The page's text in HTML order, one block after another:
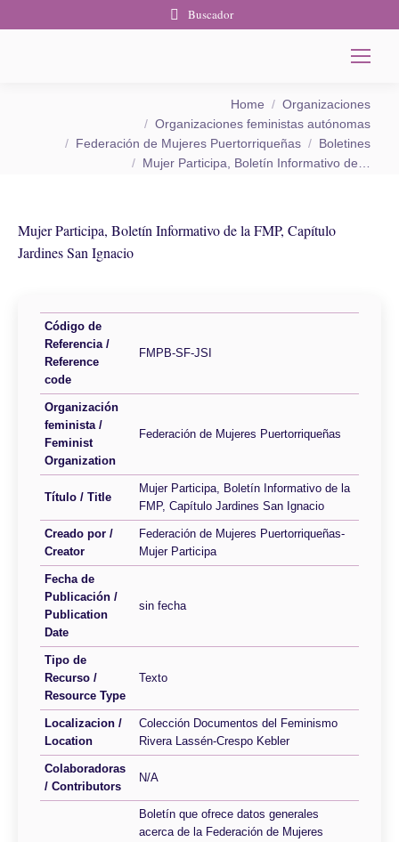
Buscador
Home
Organizaciones
Organizaciones feministas autónomas
Federación de Mujeres Puertorriqueñas
Boletines
Mujer Participa, Boletín Informativo de…
Mujer Participa, Boletín Informativo de la FMP, Capítulo
Jardines San Ignacio
Código de
Referencia /
Reference
code
FMPB-SF-JSI
Organización
feminista /
Feminist
Organization
Federación de Mujeres Puertorriqueñas
Título / Title
Mujer Participa, Boletín Informativo de la
FMP, Capítulo Jardines San Ignacio
Creado por /
Creator
Federación de Mujeres Puertorriqueñas-
Mujer Participa
Fecha de
Publicación /
Publication
Date
sin fecha
Tipo de
Recurso /
Resource Type
Texto
Localizacion /
Location
Colección Documentos del Feminismo
Rivera Lassén-Crespo Kebler
Colaboradoras
/ Contributors
N/A
Boletín que ofrece datos generales
acerca de la Federación de Mujeres